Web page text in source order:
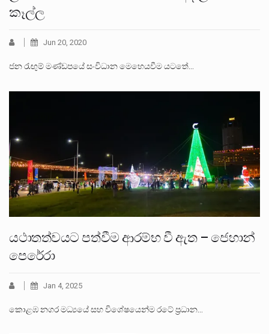
කෑල්ල
Jun 20, 2020
ජන රැඟුම් මණ්ඩපයේ සංවිධාන මෙහෙයවීම යටතේ…
යථාතත්වයට පත්වීම ආරම්භ වී ඇත – ජෙහාන්
පෙරේරා
Jan 4, 2025
කොළඹ නගර මධ්‍යයේ සහ විශේෂයෙන්ම රටේ ප්‍රධාන…